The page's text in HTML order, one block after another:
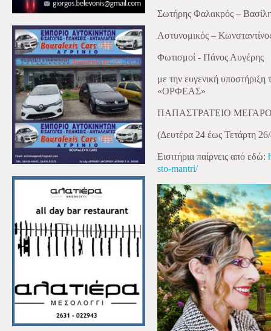
Σωτήρης Φαλακρός –
Αστυνομικός –
Φωτισμοί - Πάνος Αυγέρης
με την ευγενική
«ΟΡΦΕΑΣ»
ΠΑΠΑΣΤΡΑΤΕΙΟ
(Δευτέρα 24 έως Τετάρτη
Εισιτήρια παίρνεις από εδώ:
sto-mantri/